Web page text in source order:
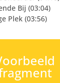
Bij (03:04)
Plek (03:56)